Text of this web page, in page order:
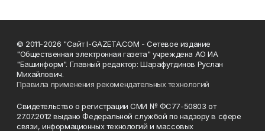
© 2011-2026 "Сайт I-GAZETA.COM - Сетевое издание
"Общественная электронная газета" учреждена АО ИА
"Башинформ". Главный редактор: Шарафутдинов Руслан
Михайлович.
Правила применения рекомендательных технологий
Свидетельство о регистрации СМИ № ФС77-50803 от
27.07.2012 выдано Федеральной службой по надзору в сфере
связи, информационных технологий и массовых